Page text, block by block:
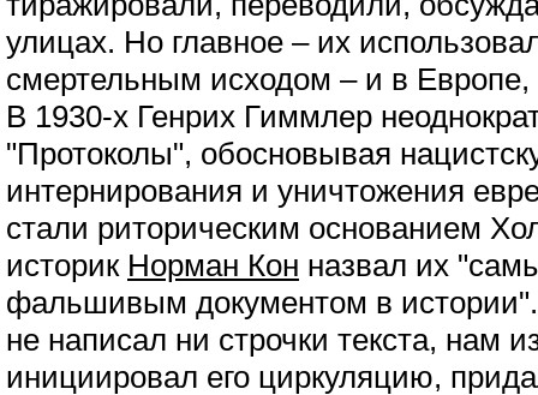
улицах. Но главное – их
смертельным исходом – и в
В 1930-х Генрих Гиммлер
"Протоколы", обосновывая
интернирования и уничтожения
стали риторическим основанием
историк Норман Кон назвал их
фальшивым документом в
не написал ни строчки текста, нам
инициировал его циркуляцию,